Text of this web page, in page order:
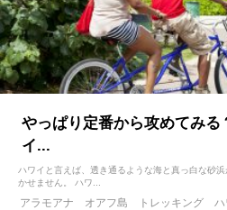
やっぱり定番から攻めてみる
イ...
ハワイと言えば、透き通るような海と真っ白な砂
かせません。 ハワ...
アラモアナ オアフ島 トレッキング